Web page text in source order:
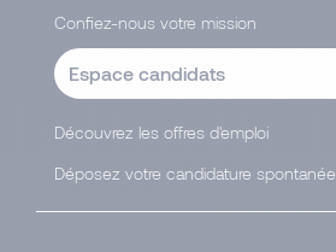
Confiez-nous votre mission
Espace candidats
Découvrez les offres d'emploi
Déposez votre candidature spontanée